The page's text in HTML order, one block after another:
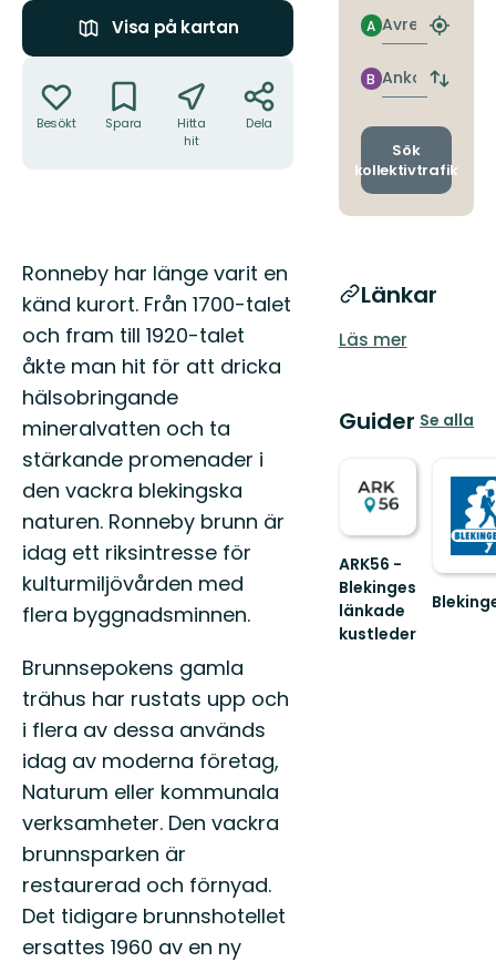
Visa på kartan
Besökt Spara
Hitta
hit
Dela
Beskrivning
Ronneby har länge varit en
känd kurort. Från 1700-talet
och fram till 1920-talet
åkte man hit för att dricka
hälsobringande
mineralvatten och ta
stärkande promenader i
den vackra blekingska
naturen. Ronneby brunn är
idag ett riksintresse för
kulturmiljövården med
flera byggnadsminnen.
Brunnsepokens gamla
trähus har rustats upp och
i flera av dessa används
idag av moderna företag,
Naturum eller kommunala
verksamheter. Den vackra
brunnsparken är
restaurerad och förnyad.
Det tidigare brunnshotellet
ersattes 1960 av en ny
Avresa
A
Hitta
Ankomst
B
Byt
och
Sök
kollektivtrafik
Länkar
Läs mer
Guider Se alla
ARK56 -
Blekinges
länkade
kustleder